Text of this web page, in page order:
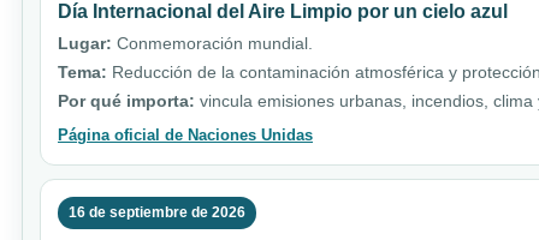
Día Internacional del Aire Limpio por un cielo azul
Lugar: Conmemoración mundial.
Tema: Reducción de la contaminación atmosférica y
Por qué importa: vincula emisiones urbanas, incendios,
Página oficial de Naciones Unidas
16 de septiembre de 2026